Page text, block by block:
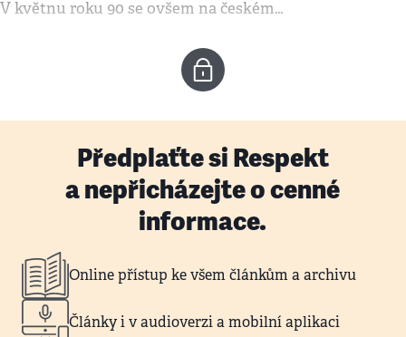
V květnu roku 90 se ovšem na českém…
Předplaťte si Respekt
a nepřicházejte o cenné
informace.
Online přístup ke všem článkům a archivu
Články i v audioverzi a mobilní aplikaci